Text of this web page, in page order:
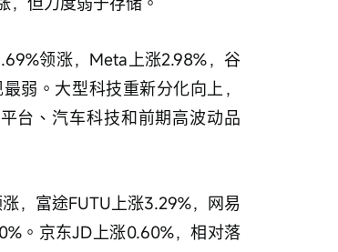
领涨，Meta上涨2.98%，谷
弱。大型科技重新分化向上，
台、汽车科技和前期高波动品
，富途FUTU上涨3.29%，网易
。京东JD上涨0.60%，相对落